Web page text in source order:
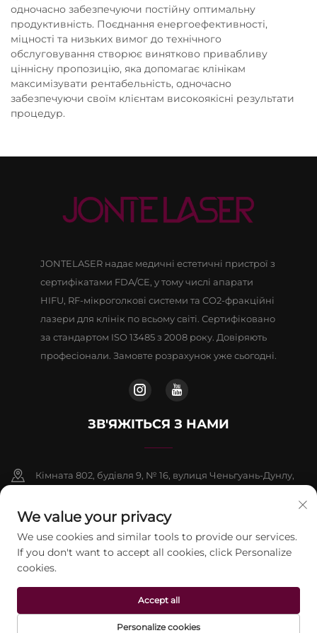
одночасно забезпечуючи постійну оптимальну
продуктивність. Поєднання енергоефективності,
міцності та низьких вимог до технічного
обслуговування створює винятково привабливу
ціннісну пропозицію, яка допомагає клінікам
максимізувати рентабельність, одночасно
забезпечуючи своїм клієнтам високоякісні результати
процедур.
JONTELASER надає медичні естетичні пристрої з
сертифікатами FDA/CE, у тому числі апарати
HIFU, RF-мікроголкові системи та CO2-фракційні
лазери для клінік по всьому світі. Сертифіковано
за стандартом ISO 13485 з 2008 року. Довіряють
професіонали. Замовте розрахунок уже сьогодні.
ЗВ'ЯЖІТЬСЯ З НАМИ
Кімната 802, будівля 9, № 16, вулиця Ченьгуань-Дунлу,
+86-13911459627
[email protected]
Авторське право © 2026 Пекінська компанія Jontelaser
Technology CO., LTD. Усі права захищені.
We value your privacy
We use cookies and similar tools to provide our services.
If you don't want to accept all cookies, click Personalize
cookies.
Personalize cookies
Accept all